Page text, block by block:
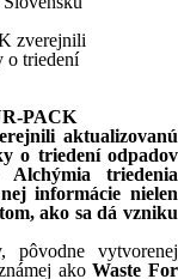
PACK
aktualizovanú
o triedení odpadov
triedenia
informácie nielen
ako sa dá vzniku
vytvorenej
akoWaste For